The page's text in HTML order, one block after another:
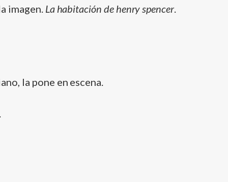
imagen. La habitación de henry spencer.
la pone en escena.